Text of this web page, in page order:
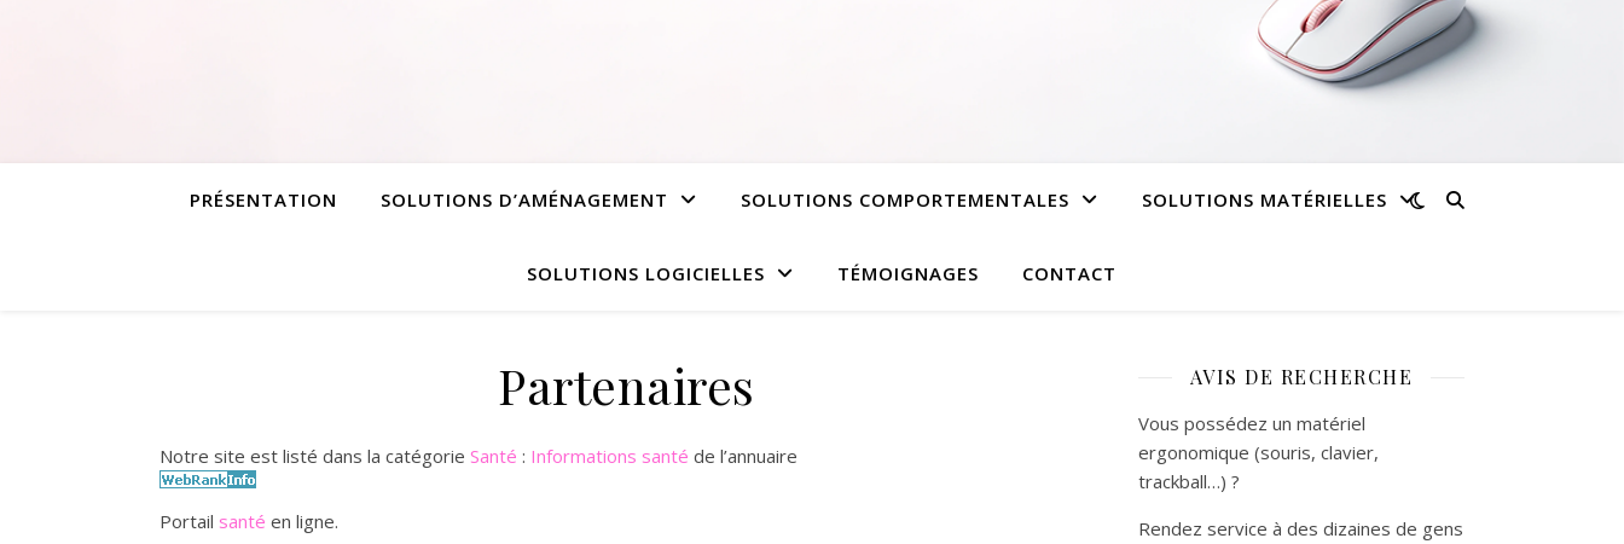
PRÉSENTATION SOLUTIONS D’AMÉNAGEMENT SOLUTIONS COMPORTEMENTALES SOLUTIONS MATÉRIELLES
SOLUTIONS LOGICIELLES TÉMOIGNAGES CONTACT
Partenaires
Notre site est listé dans la catégorie Santé : Informations santé de l’annuaire
Portail santé en ligne.
AVIS DE RECHERCHE
Vous possédez un matériel
ergonomique (souris, clavier,
trackball…) ?
Rendez service à des dizaines de gens